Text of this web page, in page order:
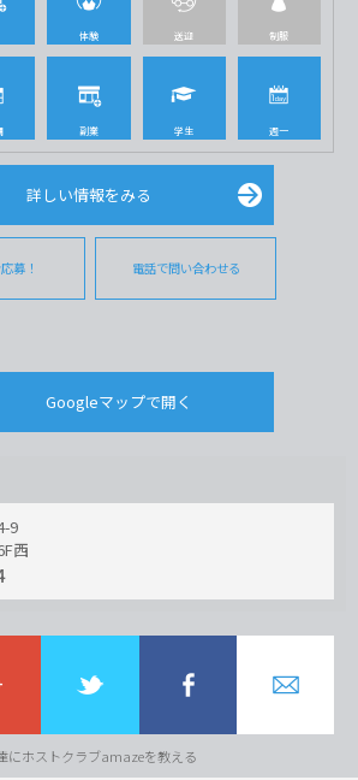
体験 送迎 制服
副業 学生 週一
詳しい情報をみる
募！ 電話で問い合わせる
Googleマップで開く
9
西
にホストクラブamazeを教える